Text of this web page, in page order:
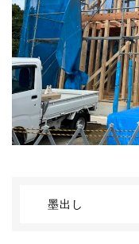
墨出し